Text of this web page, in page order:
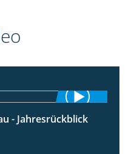
4:25
- Jahresrückblick